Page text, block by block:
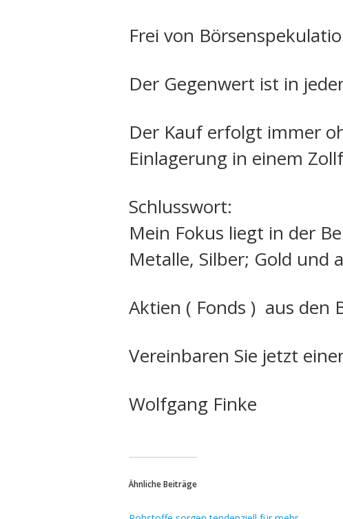
Frei von
Der Gegenwert ist in
Der Kauf erfolgt immer
Einlagerung in einem
Schlusswort:
Mein Fokus liegt in der
Metalle, Silber; Gold und
Aktien ( Fonds ) aus den
Vereinbaren Sie jetzt
Wolfgang Finke
Ähnliche Beiträge